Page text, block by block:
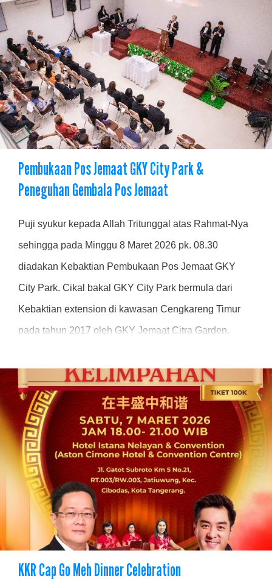
Pembukaan Pos Jemaat GKY City Park &
Peneguhan Gembala Pos Jemaat
Puji syukur kepada Allah Tritunggal atas Rahmat-Nya
sehingga pada Minggu 8 Maret 2026 pk. 08.30
diadakan Kebaktian Pembukaan Pos Jemaat GKY
City Park. Cikal bakal GKY City Park bermula dari
Kebaktian extension di kawasan Cengkareng Timur
pada tahun 2017 oleh GKY Jemaat Citra Garden.
Gembala Pos Jemaat
KKR Cap Go Meh Dinner Celebration